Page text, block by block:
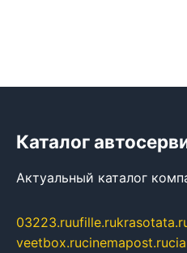
Каталог
Актуальный каталог
03223.ruufille.ru
veetbox.rucinemapost.ru